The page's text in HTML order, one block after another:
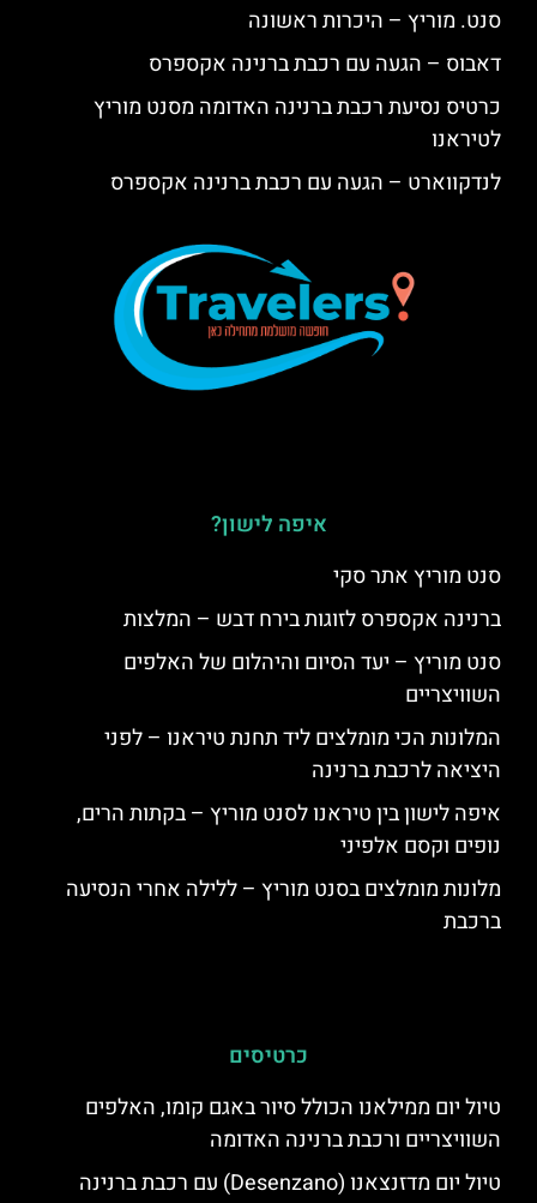
סנט. מוריץ – היכרות ראשונה
דאבוס – הגעה עם רכבת ברנינה אקספרס
כרטיס נסיעת רכבת ברנינה האדומה מסנט מוריץ
לטיראנו
לנדקווארט – הגעה עם רכבת ברנינה אקספרס
איפה לישון?
סנט מוריץ אתר סקי
ברנינה אקספרס לזוגות בירח דבש – המלצות
סנט מוריץ – יעד הסיום והיהלום של האלפים
השוויצריים
המלונות הכי מומלצים ליד תחנת טיראנו – לפני
היציאה לרכבת ברנינה
איפה לישון בין טיראנו לסנט מוריץ – בקתות הרים,
נופים וקסם אלפיני
מלונות מומלצים בסנט מוריץ – ללילה אחרי הנסיעה
ברכבת
כרטיסים
טיול יום ממילאנו הכולל סיור באגם קומו, האלפים
השוויצריים ורכבת ברנינה האדומה
טיול יום מדזנצאנו (Desenzano) עם רכבת ברנינה